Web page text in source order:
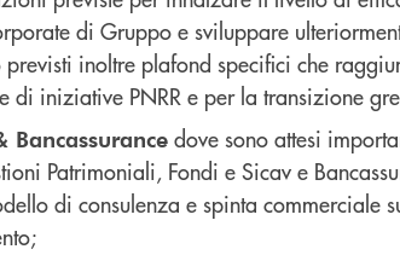
di Gruppo e sviluppare
inoltre plafond specifici che
di iniziative PNRR e per la transizione
Bancassurance dove sono attesi
Patrimoniali, Fondi e Sicav e
di consulenza e spinta commerciale